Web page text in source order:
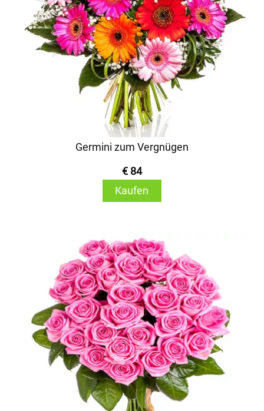
Germini zum Vergnügen
€ 84
Kaufen